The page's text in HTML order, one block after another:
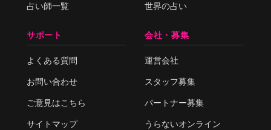
占い師一覧 世界の占い
サポート
よくある質問
お問い合わせ
ご意見はこちら
サイトマップ
会社・募集
運営会社
スタッフ募集
パートナー募集
うらないオンライン